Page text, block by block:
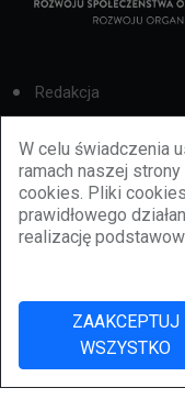
W celu świadczenia
ramach naszej
cookies. Pliki
prawidłowego
realizację
ZAAKCEPTUJ
WSZYSTKO
Redakcja
Reklama
BBiletomania